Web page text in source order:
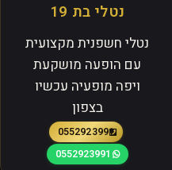
נטלי בת 19
נטלי חשפנית מקצועית
עם הופעה מושקעת
ויפה מופעיה עכשיו
בצפון
0552923991
0552923991